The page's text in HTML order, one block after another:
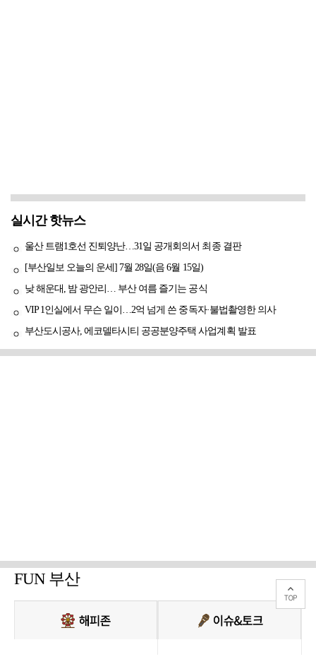
실시간 핫뉴스
울산 트램1호선 진퇴양난…31일 공개회의서 최종 결판
[부산일보 오늘의 운세] 7월 28일(음 6월 15일)
낮 해운대, 밤 광안리… 부산 여름 즐기는 공식
VIP 1인실에서 무슨 일이…2억 넘게 쓴 중독자·불법촬영한 의사
부산도시공사, 에코델타시티 공공분양주택 사업계획 발표
FUN 부산